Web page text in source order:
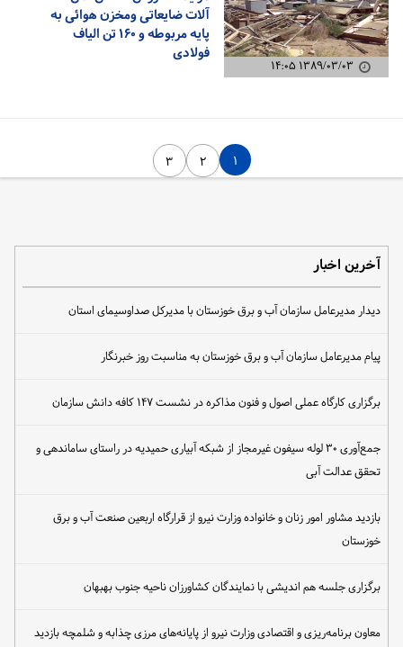
۱۳۸۹/۰۳/۰۳ ۱۴:۰۵
آلات ضایعاتی ومخزن هوائی به
پایه مربوطه و ۱۶۰ تن الیاف
فولادی
آخرین اخبار
دیدار مدیرعامل سازمان آب و برق خوزستان با مدیرکل صداوسیمای استان
پیام مدیرعامل سازمان آب و برق خوزستان به مناسبت روز خبرنگار
برگزاری کارگاه عملی اصول و فنون مذاکره در نشست ۱۴۷ کافه دانش سازمان
جمع‌آوری ۳۰ لوله سیفون غیرمجاز از شبکه آبیاری حمیدیه در راستای ساماندهی و
تحقق عدالت آبی
بازدید مشاور امور زنان و خانواده وزارت نیرو از قرارگاه اربعین صنعت آب و برق
خوزستان
برگزاری جلسه هم اندیشی با نمایندگان کشاورزان ناحیه جنوب بهبهان
معاون برنامه‌ریزی و اقتصادی وزارت نیرو از پایانه‌های مرزی چذابه و شلمچه بازدید